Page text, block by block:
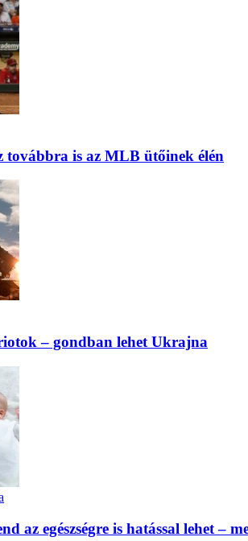
továbbra is az MLB ütőinek élén
– gondban lehet Ukrajna
az egészségre is hatással lehet –